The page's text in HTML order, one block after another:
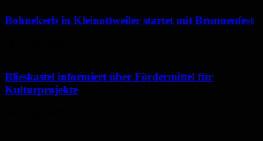
Bohnekerb in Kleinottweiler startet mit Brunnenfest
Blieskastel informiert über Fördermittel für
Kulturprojekte